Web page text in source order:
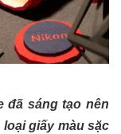
đã sáng tạo nên
giấy màu sặc